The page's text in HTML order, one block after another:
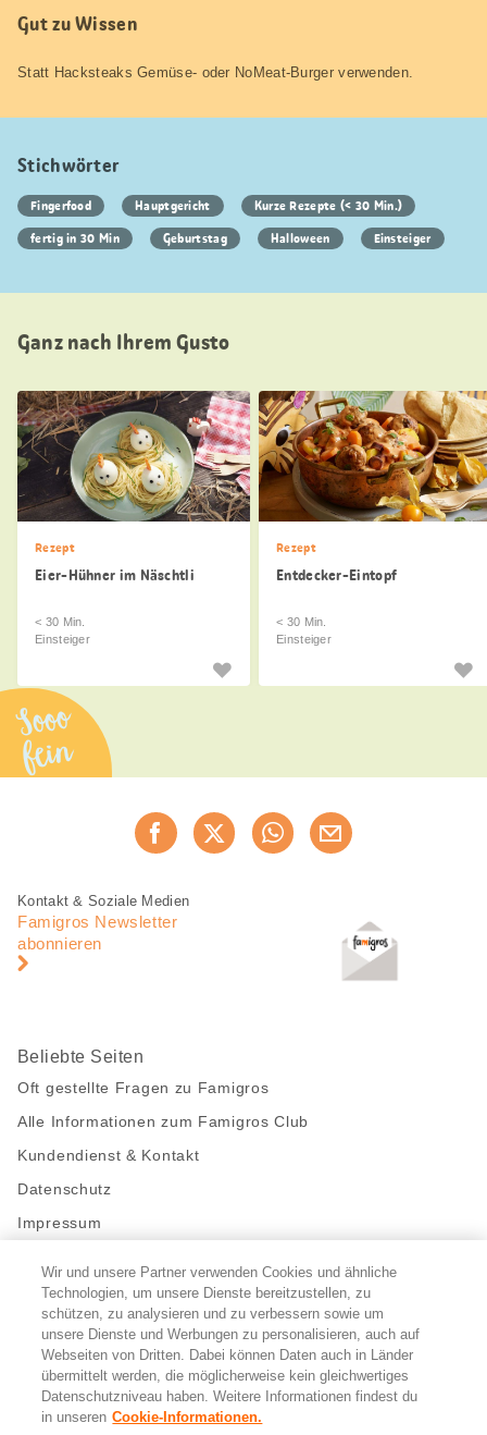
Gut zu Wissen
Statt Hacksteaks Gemüse- oder NoMeat-Burger verwenden.
Stichwörter
Fingerfood Hauptgericht
Kurze Rezepte (< 30 Min.)
fertig in 30 Min
Geburtstag Halloween Einsteiger
Ganz nach Ihrem Gusto
Rezept
Eier-Hühner im Näschtli
< 30 Min.
Einsteiger
Rezept
Entdecker-Eintopf
< 30 Min.
Einsteiger
Sooo
fein
Jetzt weiterempfehlen
Fusszeile
Fusszeile
Navigation
Kontakt & Soziale Medien
Famigros Newsletter
abonnieren
Beliebte Seiten
Oft gestellte Fragen zu Famigros
Alle Informationen zum Famigros Club
Kundendienst & Kontakt
Datenschutz
Impressum
Bleibe mit uns in Kontakt
Facebook
https://twitter.com/migros
https://www.youtube.com/user/
PinterestInstagram
Cookie-Einstellungen
Wir und unsere Partner verwenden Cookies und ähnliche
Technologien, um unsere Dienste bereitzustellen, zu
schützen, zu analysieren und zu verbessern sowie um
unsere Dienste und Werbungen zu personalisieren, auch auf
Webseiten von Dritten. Dabei können Daten auch in Länder
übermittelt werden, die möglicherweise kein gleichwertiges
Datenschutzniveau haben. Weitere Informationen findest du
in unseren Cookie-Informationen.